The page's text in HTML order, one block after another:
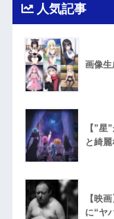
人気記事
画像生
【”
と綺
【映
に“ヤ